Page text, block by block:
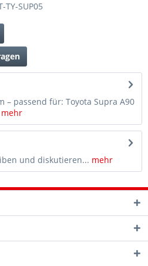
TY-SUP05
– passend für: Toyota Supra A90
mehr
und diskutieren... mehr